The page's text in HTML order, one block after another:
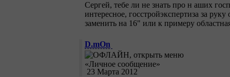
Сергей, тебе ли не знать про н аших
интересное, госстройэкспертиза за
заменить на 16" или к примеру
D.mOn
23 Марта 2012